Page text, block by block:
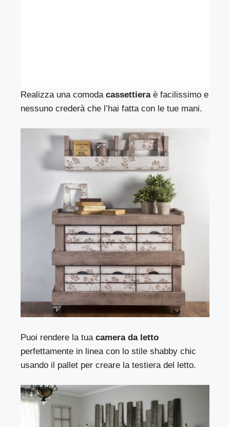
Realizza una comodacassettieraè facilissimo e
nessuno crederà che l’hai fatta con le tue mani.
Puoi rendere la tua camera da letto
perfettamente in linea con lo stile shabby chic
usando il pallet per creare la testiera del letto.